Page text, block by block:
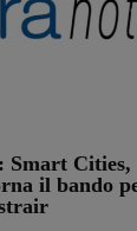
Smart
il bando